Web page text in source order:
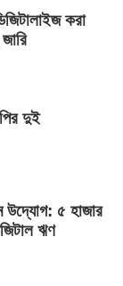
করা
দুই
উদ্যোগ: ৫ হাজার
ঋণ